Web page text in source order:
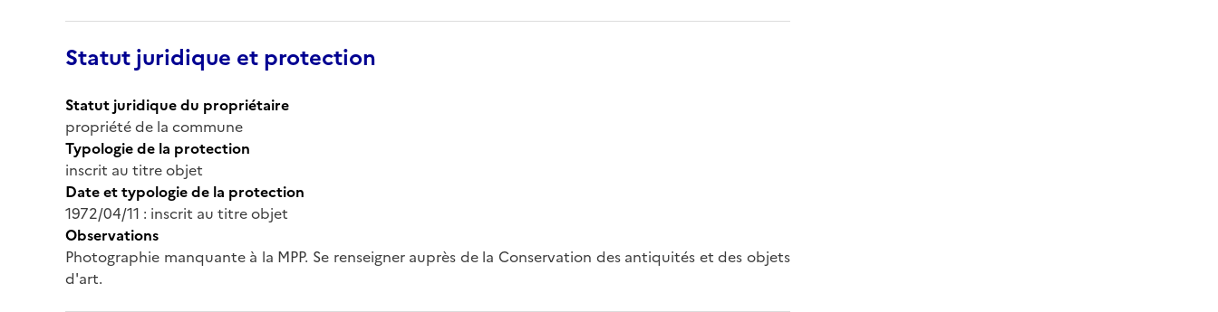
Statut juridique et protection
Statut juridique du propriétaire
propriété de la commune
Typologie de la protection
inscrit au titre objet
Date et typologie de la protection
1972/04/11 : inscrit au titre objet
Observations
Photographie manquante à la MPP. Se renseigner auprès de la Conservation des antiquités et des objets
d'art.